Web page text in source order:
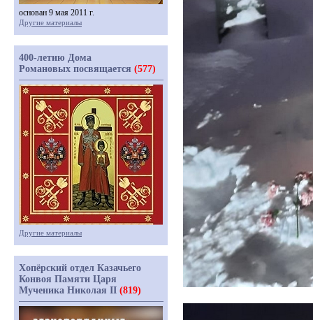
основан 9 мая 2011 г.
Другие материалы
400-летию Дома
Романовых посвящается (577)
Другие материалы
Хопёрский отдел Казачьего
Конвоя Памяти Царя
Мученика Николая II (819)